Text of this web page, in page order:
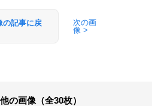
の記事に戻
次の画
像 >
の画像（全30枚）